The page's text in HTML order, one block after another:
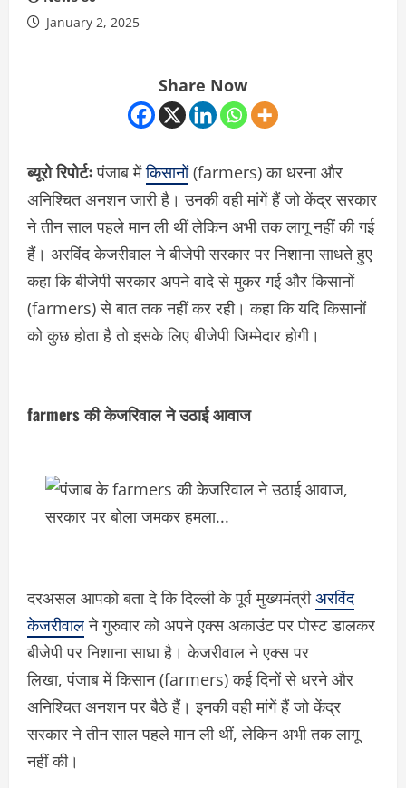
January 2, 2025
Share Now
ब्यूरो रिपोर्टःपंजाब मेंकिसानों(farmers) का धरना और
अनिश्चित अनशन जारी है। उनकी वही मांगें हैं जो केंद्र सरकार
ने तीन साल पहले मान ली थीं लेकिन अभी तक लागू नहीं की गई
हैं। अरविंद केजरीवाल ने बीजेपी सरकार पर निशाना साधते हुए
कहा कि बीजेपी सरकार अपने वादे से मुकर गई और किसानों
(farmers) से बात तक नहीं कर रही। कहा कि यदि किसानों
को कुछ होता है तो इसके लिए बीजेपी जिम्मेदार होगी।
farmers की केजरिवाल ने उठाई आवाज
दरअसल आपको बता दे कि दिल्ली के पूर्व मुख्यमंत्रीअरविंद
केजरीवालने गुरुवार को अपने एक्स अकाउंट पर पोस्ट डालकर
बीजेपी पर निशाना साधा है। केजरीवाल ने एक्स पर
लिखा, पंजाब में किसान (farmers) कई दिनों से धरने और
अनिश्चित अनशन पर बैठे हैं। इनकी वही मांगें हैं जो केंद्र
सरकार ने तीन साल पहले मान ली थीं, लेकिन अभी तक लागू
नहीं की।